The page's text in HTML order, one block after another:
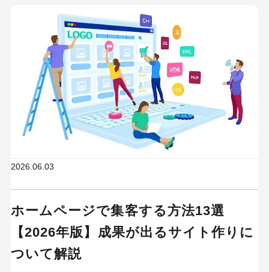
2026.06.03
ホームページで集客する方法13選
【2026年版】成果が出るサイト作りに
ついて解説